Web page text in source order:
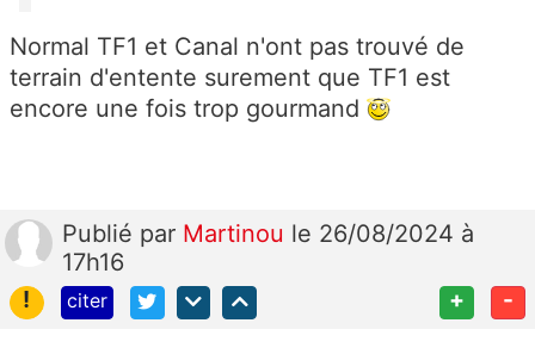
Normal TF1 et Canal n'ont pas trouvé de
terrain d'entente surement que TF1 est
encore une fois trop gourmand
Publié par Martinou le 26/08/2024 à
17h16
!
citer + -